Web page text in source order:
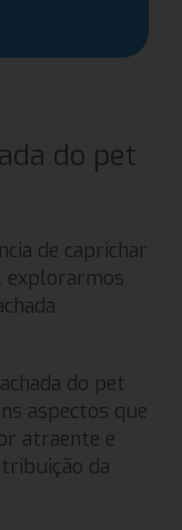
do pet
de caprichar
explorarmos
do pet
aspectos que
atraente e
da